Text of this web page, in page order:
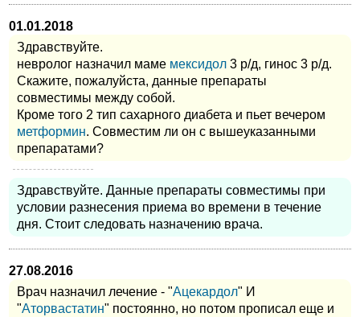
01.01.2018
Здравствуйте.
невролог назначил маме мексидол 3 р/д, гинос 3 р/д.
Скажите, пожалуйста, данные препараты
совместимы между собой.
Кроме того 2 тип сахарного диабета и пьет вечером
метформин. Совместим ли он с вышеуказанными
препаратами?
Здравствуйте. Данные препараты совместимы при
условии разнесения приема во времени в течение
дня. Стоит следовать назначению врача.
27.08.2016
Врач назначил лечение - "Ацекардол" И
"Аторвастатин" постоянно, но потом прописал еще и